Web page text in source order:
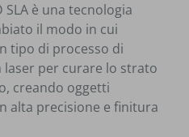
è una tecnologia
il modo in cui
tipo di processo di
laser per curare lo strato
creando oggetti
alta precisione e finitura